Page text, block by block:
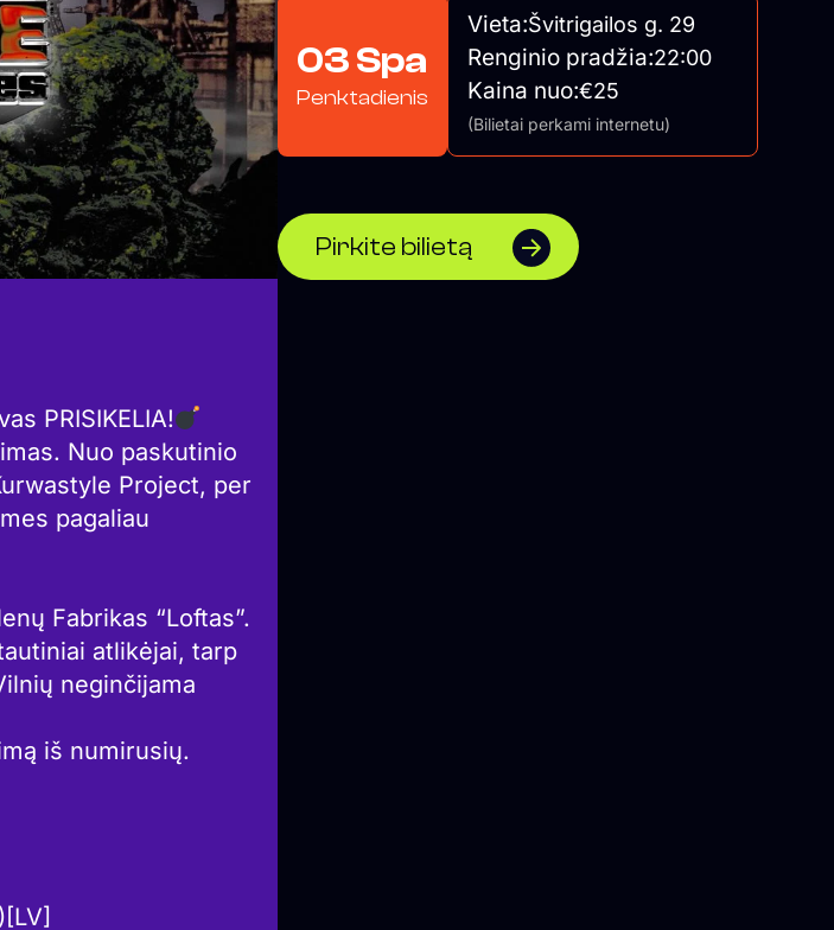
PRISIKELIA!
Nuo paskutinio
Project, per
pagaliau
Fabrikas “Loftas”.
atlikėjai, tarp
neginčijama
iš numirusių.
03 Spa
Penktadienis
Vieta:Švitrigailos g. 29
Renginio pradžia:22:00
Kaina nuo:€25
(Bilietai perkami internetu)
Pirkite bilietą